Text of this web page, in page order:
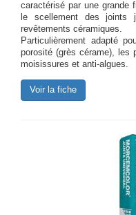
caractérisé par une
le scellement des
revêtements céramiques.
Particulièrement adapté
porosité (grès cérame), les
moisissures et anti-algues.
Voir la fiche